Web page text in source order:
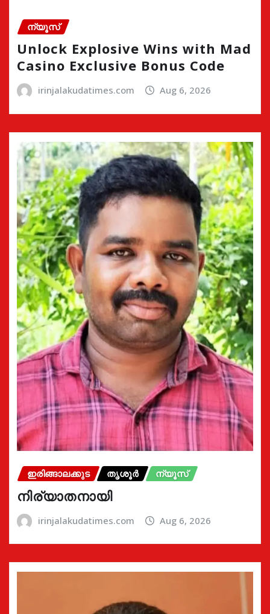
ന്യൂസ്
Unlock Explosive Wins with Mad
Casino Exclusive Bonus Code
irinjalakudatimes.com Aug 6, 2026
ഇരിങ്ങാലക്കുട തൃശൂർ ന്യൂസ്
നിര്യാതനായി
irinjalakudatimes.com Aug 6, 2026